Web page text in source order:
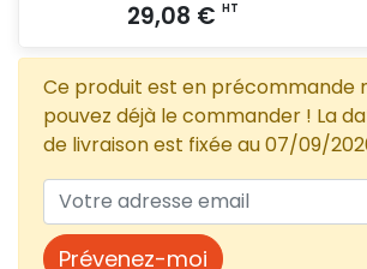
Ce produit est en précommande
pouvez déjà le commander ! La
de livraison est fixée au 07/09/
Prévenez-moi